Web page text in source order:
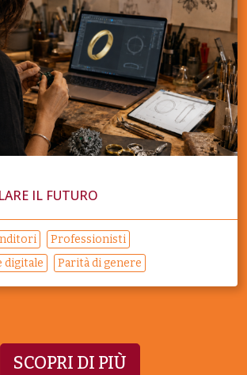
IL FUTURO
Professionisti
digitale
Parità di genere
SCOPRI DI PIÙ